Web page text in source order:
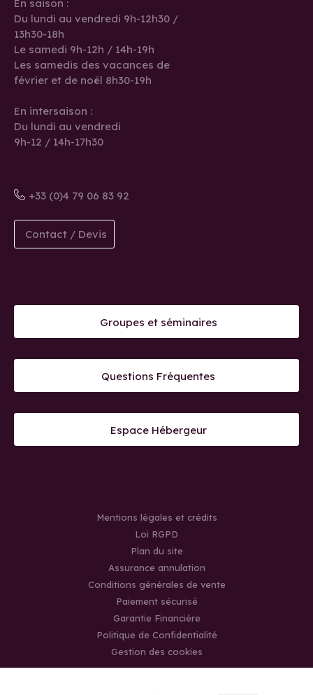
En saison :
Du lundi au vendredi 9h-12h30 /
13h30-18h
Le samedi 9h-12h / 14h-19h
Les samedis des vacances de
février et de noël 8h30-19h
En intersaison :
Du lundi au vendredi
9h-12 / 14h-17h30
+33 (0)4 79 06 83 92
Contact / Devis
Groupes et séminaires
Questions Fréquentes
Espace Hébergeur
Mentions légales et crédits
Loi RGPD
Plan du site
Assurance annulation
Conditions générales de vente
Paiement sécurisé
Garantie Financière
Politique de Confidentialité
Gestion des cookies